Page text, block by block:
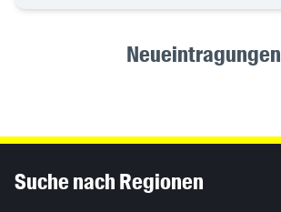
Neueintragungen
Suche nach Regionen